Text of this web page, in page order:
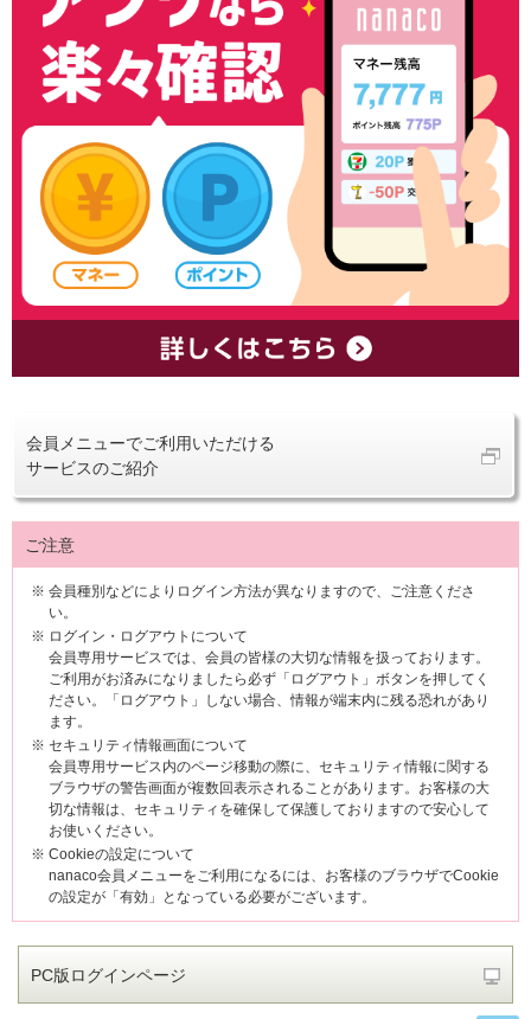
会員メニューでご利用いただける
サービスのご紹介
ご注意
※ 会員種別などによりログイン方法が異なりますので、ご注意くださ
い。
※ ログイン・ログアウトについて
会員専用サービスでは、会員の皆様の大切な情報を扱っております。
ご利用がお済みになりましたら必ず「ログアウト」ボタンを押してく
ださい。「ログアウト」しない場合、情報が端末内に残る恐れがあり
ます。
※ セキュリティ情報画面について
会員専用サービス内のページ移動の際に、セキュリティ情報に関する
ブラウザの警告画面が複数回表示されることがあります。お客様の大
切な情報は、セキュリティを確保して保護しておりますので安心して
お使いください。
※ Cookieの設定について
nanaco会員メニューをご利用になるには、お客様のブラウザでCookie
の設定が「有効」となっている必要がございます。
PC版ログインページ